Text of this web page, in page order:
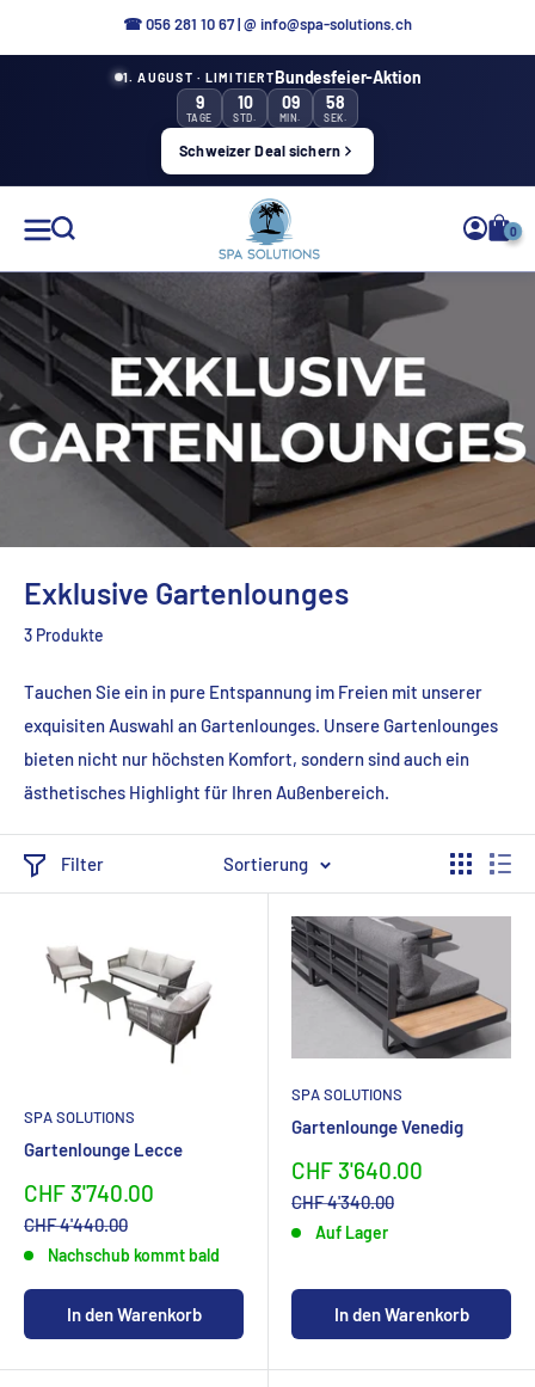
☎ 056 281 10 67|@ info@spa-solutions.ch
1. AUGUST · LIMITIERTBundesfeier-Aktion
9
TAGE
10
STD.
09
MIN.
58
SEK.
Schweizer Deal sichern
DE
Solutions
0
Exklusive Gartenlounges
3 Produkte
Tauchen Sie ein in pure Entspannung im Freien mit unserer
exquisiten Auswahl an Gartenlounges. Unsere Gartenlounges
bieten nicht nur höchsten Komfort, sondern sind auch ein
ästhetisches Highlight für Ihren Außenbereich.
Filter Sortierung
SPA SOLUTIONS
Gartenlounge Lecce
Sonderpreis
CHF 3'740.00
Normalpreis
CHF 4'440.00
Nachschub kommt bald
In den Warenkorb
SPA SOLUTIONS
Gartenlounge Venedig
Sonderpreis
CHF 3'640.00
Normalpreis
CHF 4'340.00
Auf Lager
In den Warenkorb